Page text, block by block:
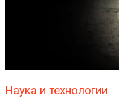
Наука и технологии